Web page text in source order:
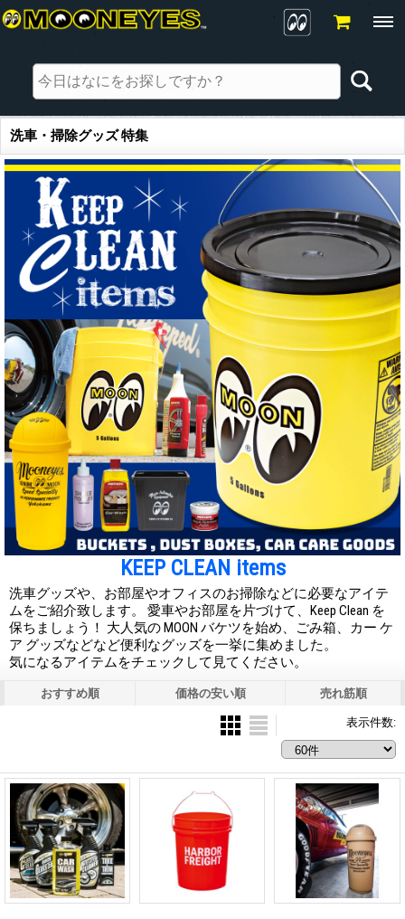
洗車・掃除グッズ 特集
KEEP CLEAN items
洗車グッズや、お部屋やオフィスのお掃除などに必要なアイテ
ムをご紹介致します。 愛車やお部屋を片づけて、Keep Clean を
保ちましょう！ 大人気の MOON バケツを始め、ごみ箱、カー ケ
ア グッズなどなど便利なグッズを一挙に集めました。
気になるアイテムをチェックして見てください。
おすすめ順 価格の安い順 売れ筋順
表示件数: